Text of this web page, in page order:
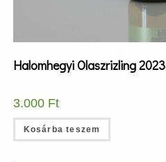
Halomhegyi Olaszrizling 2023
3.000 Ft
Kosárba teszem